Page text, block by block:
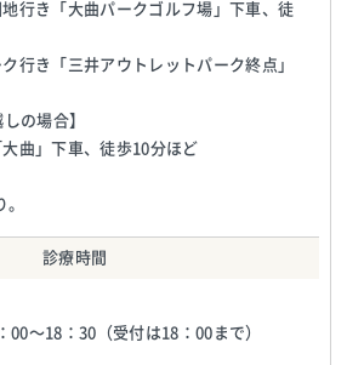
行き「大曲パークゴルフ場」下車、徒
行き「三井アウトレットパーク終点」
の場合】
曲」下車、徒歩10分ほど
診療時間
00〜18：30（受付は18：00まで）